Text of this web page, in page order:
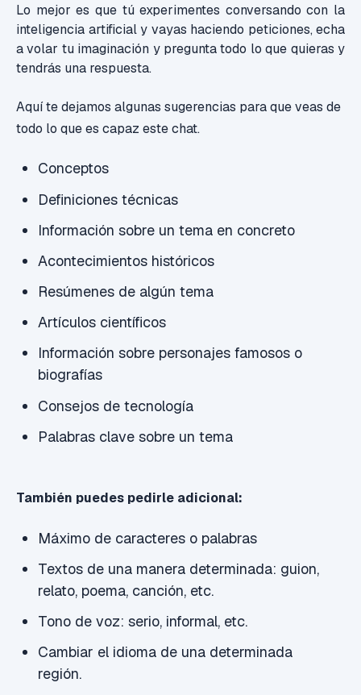
Lo mejor es que tú experimentes conversando con la
inteligencia artificial y vayas haciendo peticiones, echa
a volar tu imaginación y pregunta todo lo que quieras y
tendrás una respuesta.
Aquí te dejamos algunas sugerencias para que veas de
todo lo que es capaz este chat.
Conceptos
Definiciones técnicas
Información sobre un tema en concreto
Acontecimientos históricos
Resúmenes de algún tema
Artículos científicos
Información sobre personajes famosos o
biografías
Consejos de tecnología
Palabras clave sobre un tema
También puedes pedirle adicional:
Máximo de caracteres o palabras
Textos de una manera determinada: guion,
relato, poema, canción, etc.
Tono de voz: serio, informal, etc.
Cambiar el idioma de una determinada
región.